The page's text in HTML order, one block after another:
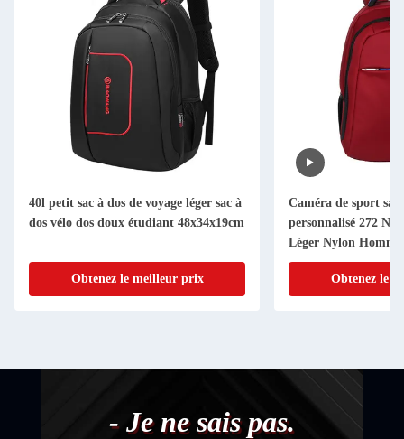
40l petit sac à dos de voyage léger sac à
dos vélo dos doux étudiant 48x34x19cm
Obtenez le meilleur prix
Caméra de sport sac
personnalisé 272
Léger Nylon
Obtenez le
- Je ne sais pas.